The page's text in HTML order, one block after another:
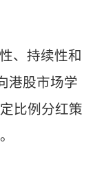
、持续性和
港股市场学
比例分红策